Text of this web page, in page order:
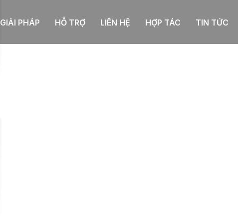
GIẢI PHÁP HỖ TRỢ LIÊN HỆ HỢP TÁC TIN TỨC